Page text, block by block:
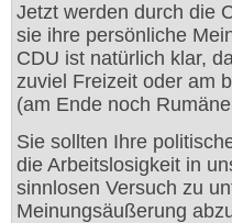
Jetzt werden durch die
sie ihre persönliche
CDU ist natürlich klar,
zuviel Freizeit oder am
(am Ende noch
Sie sollten Ihre
die Arbeitslosigkeit in
sinnlosen Versuch zu
Meinungsäußerung